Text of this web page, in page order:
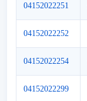
04152022251
04152022252
04152022254
04152022299